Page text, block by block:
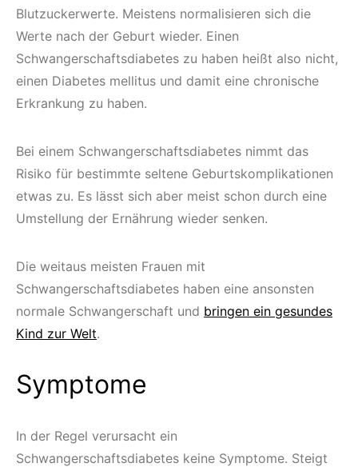
Blutzuckerwerte. Meistens normalisieren sich die
Werte nach der Geburt wieder. Einen
Schwangerschaftsdiabetes zu haben heißt also nicht,
einen Diabetes mellitus und damit eine chronische
Erkrankung zu haben.
Bei einem Schwangerschaftsdiabetes nimmt das
Risiko für bestimmte seltene Geburtskomplikationen
etwas zu. Es lässt sich aber meist schon durch eine
Umstellung der Ernährung wieder senken.
Die weitaus meisten Frauen mit
Schwangerschaftsdiabetes haben eine ansonsten
normale Schwangerschaft und bringen ein gesundes
Kind zur Welt.
Symptome
In der Regel verursacht ein
Schwangerschaftsdiabetes keine Symptome. Steigt